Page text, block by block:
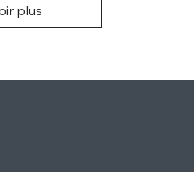
plus